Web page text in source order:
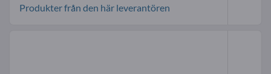
Produkter från den här leverantören